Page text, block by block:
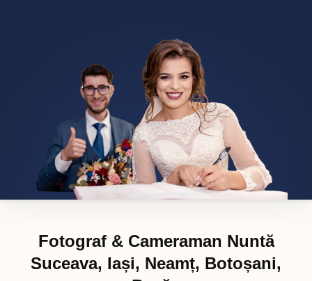
Fotograf & Cameraman Nuntă
Suceava, Iași, Neamț, Botoșani,